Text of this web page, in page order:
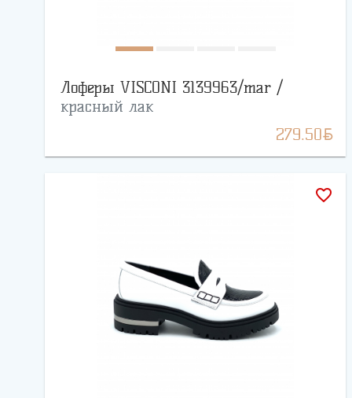
Лоферы VISCONI 3139963/mar /
красный лак
279.50BYN
favorite_border